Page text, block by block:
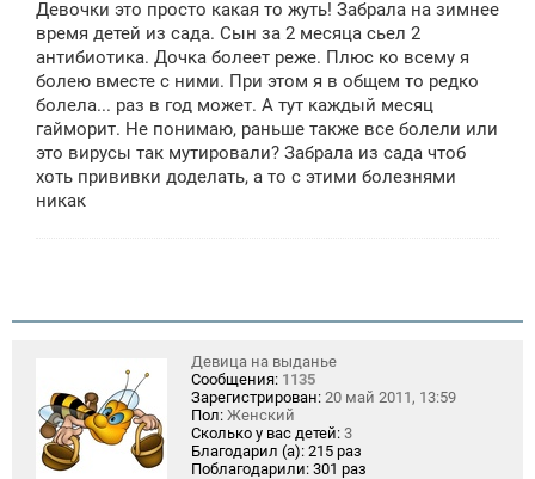
б
щ
е
н
и
Девочки это просто какая то жуть! Забрала на зимнее
время детей из сада. Сын за 2 месяца сьел 2
антибиотика. Дочка болеет реже. Плюс ко всему я
болею вместе с ними. При этом я в общем то редко
болела... раз в год может. А тут каждый месяц
гайморит. Не понимаю, раньше также все болели или
это вирусы так мутировали? Забрала из сада чтоб
хоть прививки доделать, а то с этими болезнями
никак
Девица на выданье
Сообщения: 1135
Зарегистрирован: 20 май 2011, 13:59
Пол: Женский
Сколько у вас детей: 3
Благодарил (а): 215 раз
Поблагодарили: 301 раз